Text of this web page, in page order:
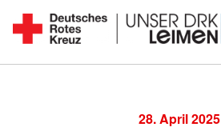
Zum
Inhalt
springen
1892
28. April 2025